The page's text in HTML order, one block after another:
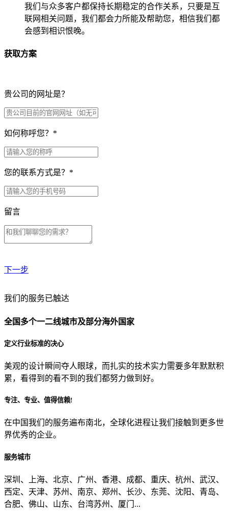
我们与众多客户都保持长期稳定的合作关系，只要是互
联网相关问题，我们都会力所能及帮助您，相信我们都
会感到相识恨晚。
获取方案
贵公司的网址是？
如何称呼您？ *
您的联系方式是？ *
留言
下一步
贵公司预算范围是？
贵公司的团队规模是？
目前主要的营销渠道是？
我们的服务已触达
全国多个一二线城市及部分海外国家
定义行业标准的决心
美观的设计瞬间夺人眼球，而扎实的技术实力需要多年默默积
累，看得到的看不到的我们都努力做到好。
专注、专业、值得信赖!
在中国我们的服务遍布南北，全球化进程让我们接触到更多世
界优秀的企业。
服务城市
深圳、上海、北京、广州、香港、成都、重庆、杭州、武汉、
西定、天津、苏州、南京、郑州、长沙、东莞、沈阳、青岛、
合肥、佛山、山东、台湾苏州、厦门...